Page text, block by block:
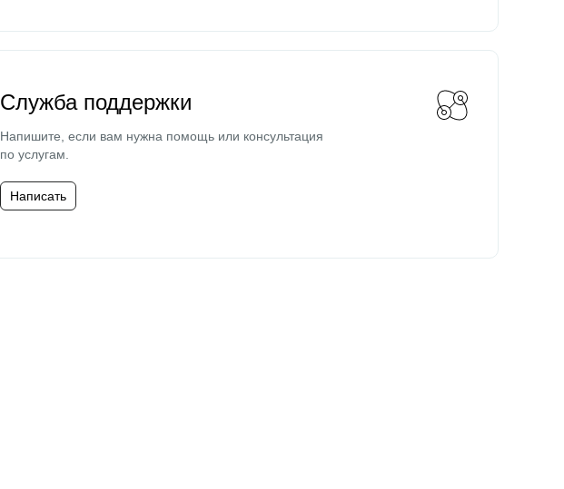
Служба поддержки
Напишите, если вам нужна помощь или консультация
по услугам.
Написать